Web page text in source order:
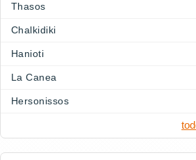
Thasos
Chalkidiki
Hanioti
La Canea
Hersonissos